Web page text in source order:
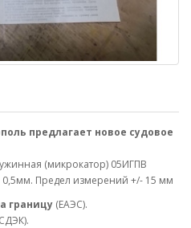
предлагает новое судовое
(микрокатор) 05ИГПВ
0,5мм. Предел измерений +/- 15 мм
границу (ЕАЭС).